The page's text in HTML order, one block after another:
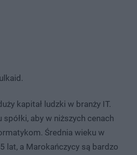
kapitał ludzki w branży IT.
spółki, aby w niższych cenach
Średnia wieku w
lat, a Marokańczycy są bardzo